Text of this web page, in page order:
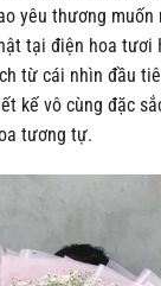
yêu thương muốn
tại điện hoa tươi
từ cái nhìn đầu
kế vô cùng đặc
tương tự.